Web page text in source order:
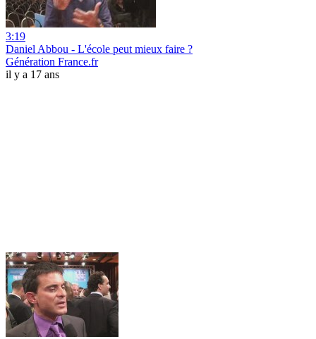
3:19
Daniel Abbou - L'école peut mieux faire ?
Génération France.fr
il y a 17 ans